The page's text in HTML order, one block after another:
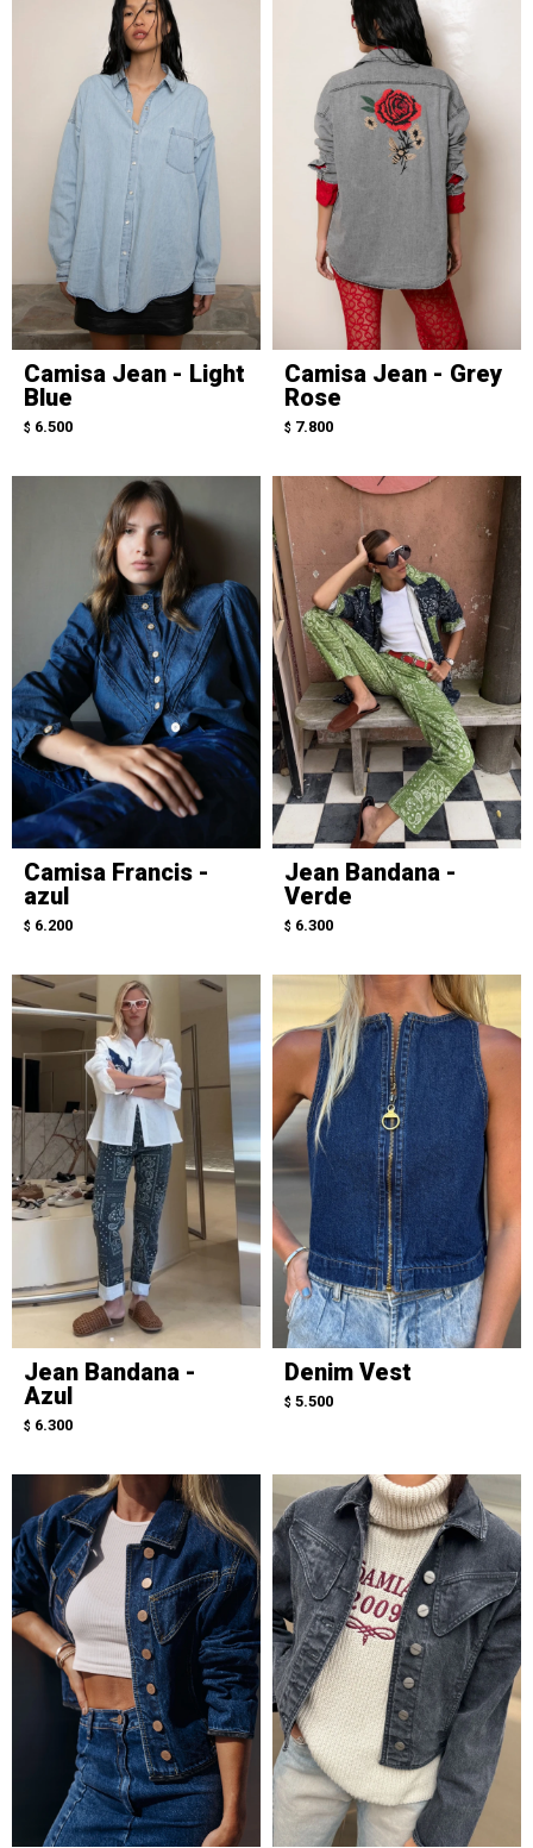
Camisa Jean - Light
Blue
$ 6.500
Camisa Jean - Grey
Rose
$ 7.800
Camisa Francis -
azul
$ 6.200
Jean Bandana -
Verde
$ 6.300
Jean Bandana -
Azul
$ 6.300
Denim Vest
$ 5.500